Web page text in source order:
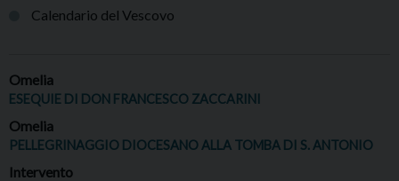
Calendario del Vescovo
Omelia
ESEQUIE DI DON FRANCESCO ZACCARINI
Omelia
PELLEGRINAGGIO DIOCESANO ALLA TOMBA DI S. ANTONIO
Intervento